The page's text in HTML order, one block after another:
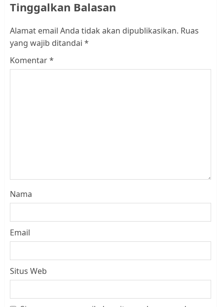
Tinggalkan Balasan
Alamat email Anda tidak akan dipublikasikan. Ruas
yang wajib ditandai *
Komentar*
Nama
Email
Situs Web